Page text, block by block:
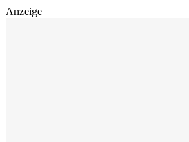
Anzeige